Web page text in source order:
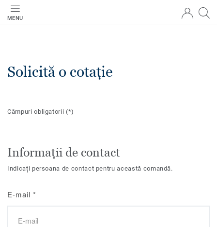
MENU
Solicită o cotație
Câmpuri obligatorii(*)
Informații de contact
Indicați persoana de contact pentru această comandă.
E-mail *